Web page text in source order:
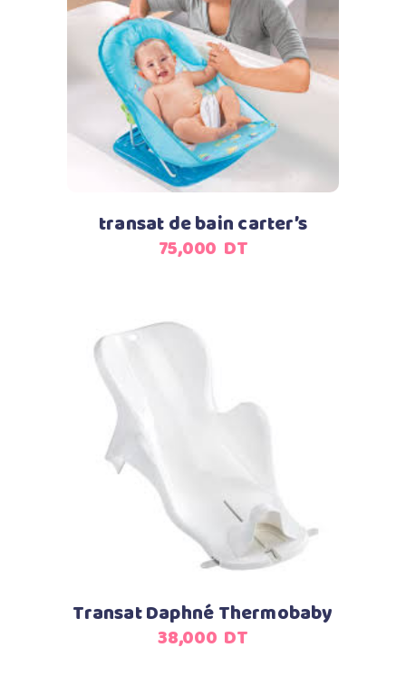
Ajouter au panier
transat de bain carter’s
75,000 DT
Ajouter au panier
Transat Daphné Thermobaby
38,000 DT